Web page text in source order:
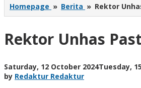
Homepage » Berita » Rektor
Rektor Unhas
Saturday, 12 October 2024Tuesday,
by Redaktur Redaktur